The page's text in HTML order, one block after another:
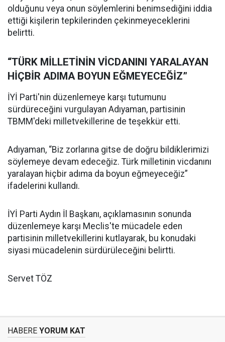
olduğunu veya onun söylemlerini benimsediğini iddia
ettiği kişilerin tepkilerinden çekinmeyeceklerini
belirtti.
“TÜRK MİLLETİNİN VİCDANINI YARALAYAN
HİÇBİR ADIMA BOYUN EĞMEYECEĞİZ”
İYİ Parti'nin düzenlemeye karşı tutumunu
sürdüreceğini vurgulayan Adıyaman, partisinin
TBMM'deki milletvekillerine de teşekkür etti.
Adıyaman, “Biz zorlarına gitse de doğru bildiklerimizi
söylemeye devam edeceğiz. Türk milletinin vicdanını
yaralayan hiçbir adıma da boyun eğmeyeceğiz”
ifadelerini kullandı.
İYİ Parti Aydın İl Başkanı, açıklamasının sonunda
düzenlemeye karşı Meclis'te mücadele eden
partisinin milletvekillerini kutlayarak, bu konudaki
siyasi mücadelenin sürdürüleceğini belirtti.
Servet TÖZ
HABERE YORUM KAT